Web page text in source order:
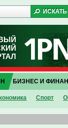
Спорт
БИЗНЕС И